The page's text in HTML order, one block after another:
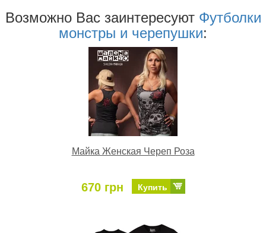
Возможно Ваc заинтересуют Футболки
монстры и черепушки:
Майка Женская Череп Роза
670 грн Купить